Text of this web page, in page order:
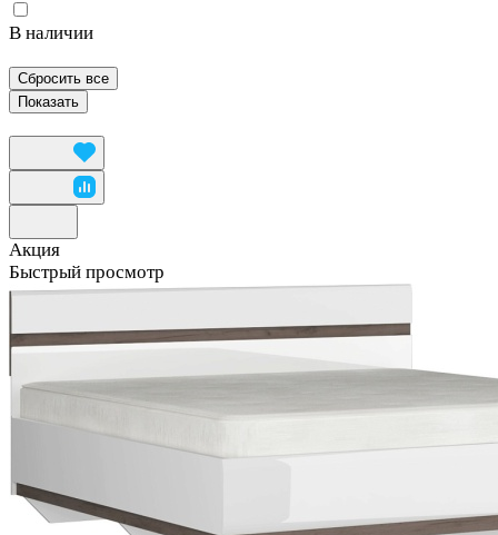
В наличии
Сбросить все
Акция
Быстрый просмотр